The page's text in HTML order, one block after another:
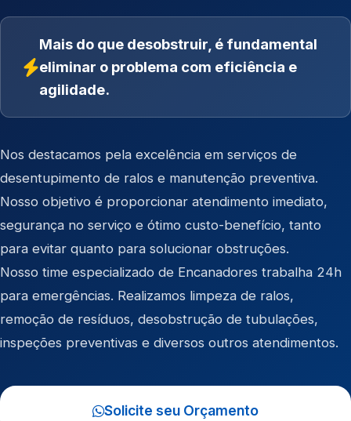
Mais do que desobstruir, é fundamental
eliminar o problema com eficiência e
agilidade.
Nos destacamos pela excelência em serviços de
desentupimento de ralos e manutenção preventiva.
Nosso objetivo é proporcionar atendimento imediato,
segurança no serviço e ótimo custo-benefício, tanto
para evitar quanto para solucionar obstruções.
Nosso time especializado de Encanadores trabalha 24h
para emergências. Realizamos limpeza de ralos,
remoção de resíduos, desobstrução de tubulações,
inspeções preventivas e diversos outros atendimentos.
Solicite seu Orçamento